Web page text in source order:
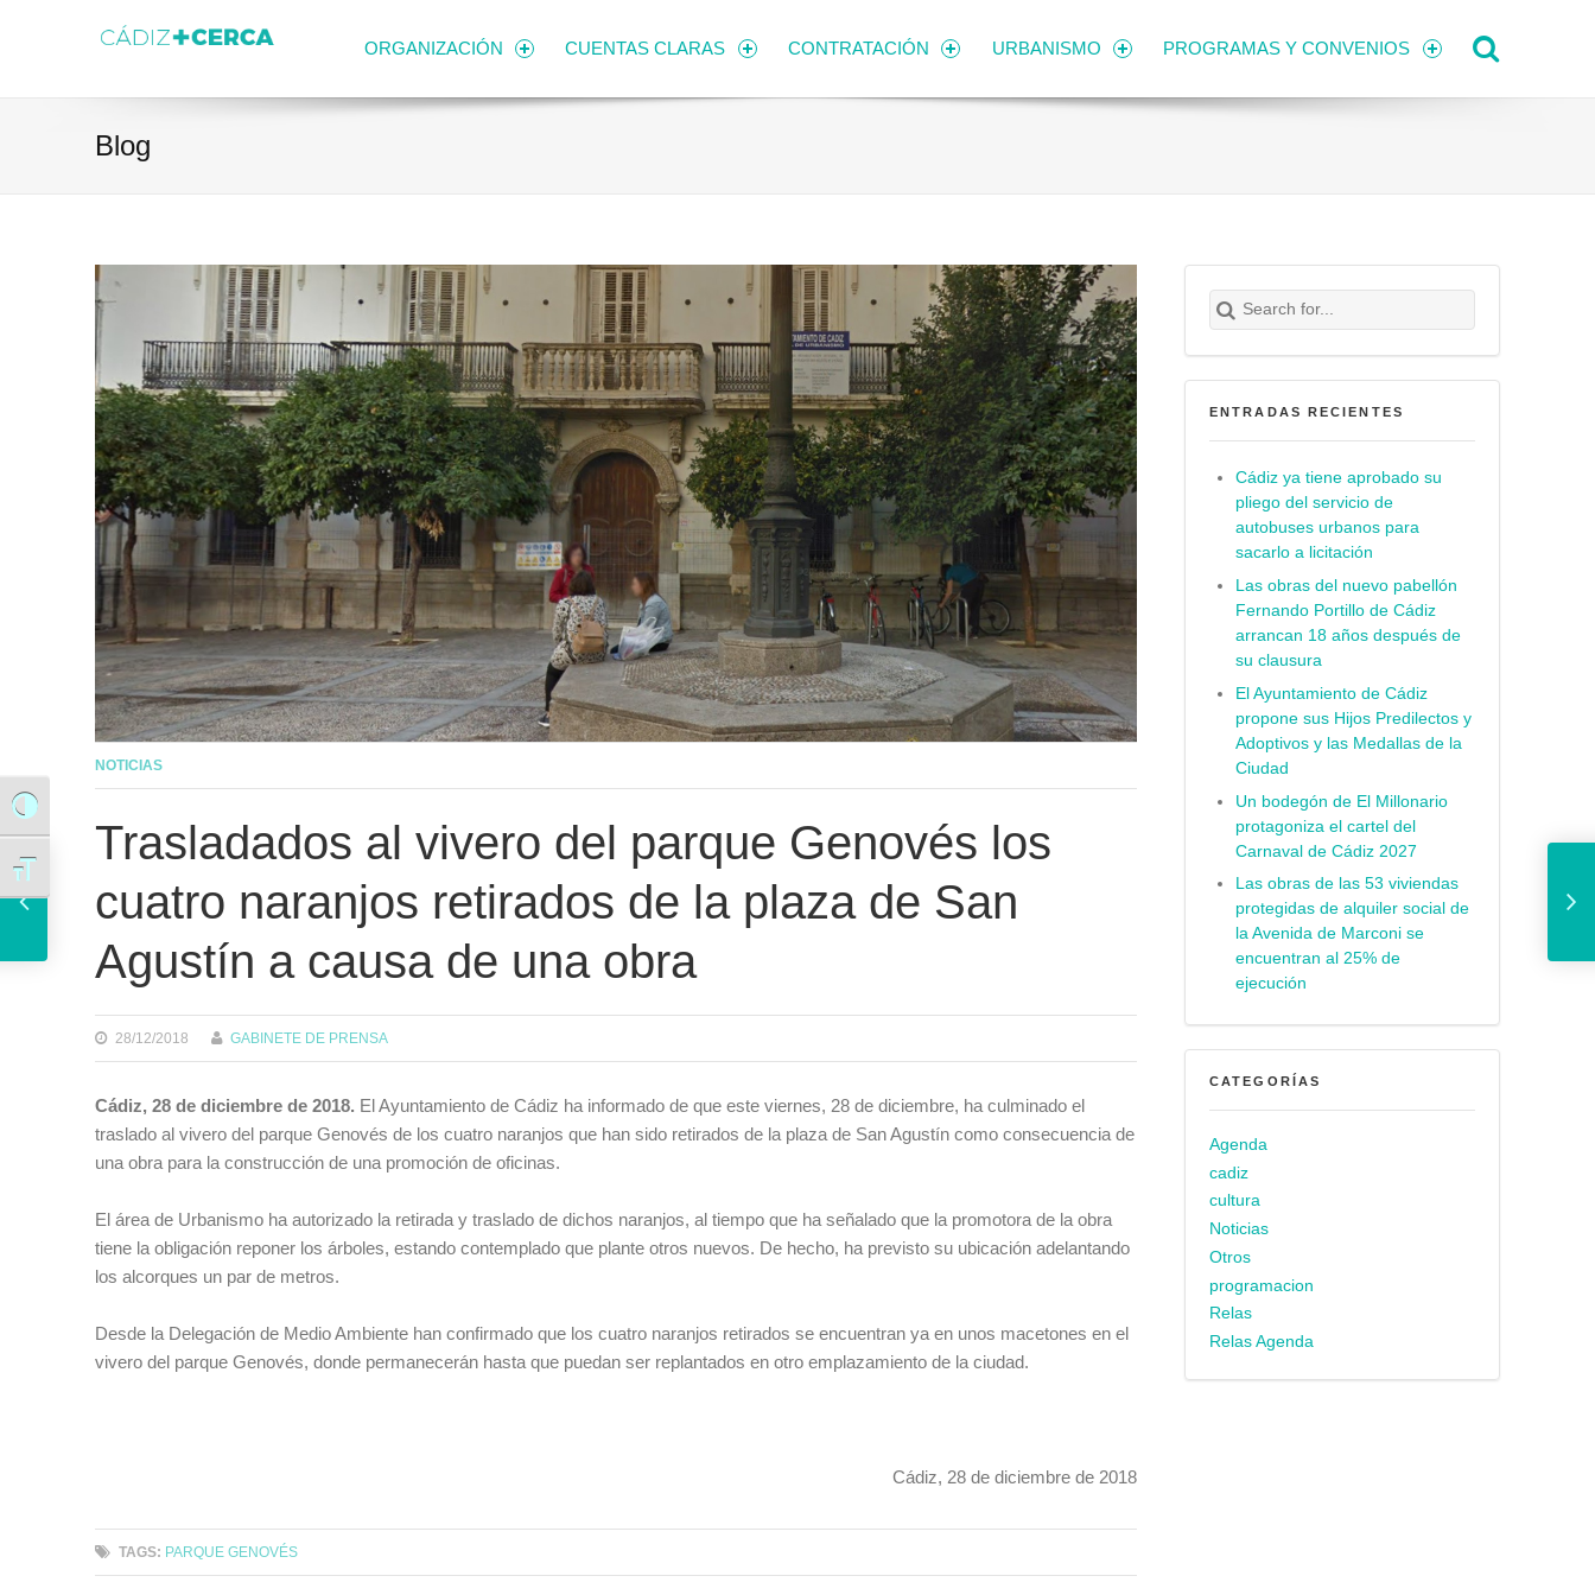
Alternar alto contraste
Alternar tamaño de letra
ORGANIZACIÓN CUENTAS CLARAS CONTRATACIÓN URBANISMO PROGRAMAS Y CONVENIOS
Blog
NOTICIAS
Trasladados al vivero del parque Genovés los
cuatro naranjos retirados de la plaza de San
Agustín a causa de una obra
28/12/2018 GABINETE DE PRENSA
Cádiz, 28 de diciembre de 2018. El Ayuntamiento de Cádiz ha informado de que este viernes, 28 de diciembre, ha culminado el
traslado al vivero del parque Genovés de los cuatro naranjos que han sido retirados de la plaza de San Agustín como consecuencia de
una obra para la construcción de una promoción de oficinas.
El área de Urbanismo ha autorizado la retirada y traslado de dichos naranjos, al tiempo que ha señalado que la promotora de la obra
tiene la obligación reponer los árboles, estando contemplado que plante otros nuevos. De hecho, ha previsto su ubicación adelantando
los alcorques un par de metros.
Desde la Delegación de Medio Ambiente han confirmado que los cuatro naranjos retirados se encuentran ya en unos macetones en el
vivero del parque Genovés, donde permanecerán hasta que puedan ser replantados en otro emplazamiento de la ciudad.
Cádiz, 28 de diciembre de 2018
TAGS: PARQUE GENOVÉS
Search for:
Buscar
ENTRADAS RECIENTES
Cádiz ya tiene aprobado su
pliego del servicio de
autobuses urbanos para
sacarlo a licitación
Las obras del nuevo pabellón
Fernando Portillo de Cádiz
arrancan 18 años después de
su clausura
El Ayuntamiento de Cádiz
propone sus Hijos Predilectos y
Adoptivos y las Medallas de la
Ciudad
Un bodegón de El Millonario
protagoniza el cartel del
Carnaval de Cádiz 2027
Las obras de las 53 viviendas
protegidas de alquiler social de
la Avenida de Marconi se
encuentran al 25% de
ejecución
CATEGORÍAS
Agenda
cadiz
cultura
Noticias
Otros
programacion
Relas
Relas Agenda
La Junta del COAC ratifica la composición del jurado de infantiles y juveniles y del de adultos